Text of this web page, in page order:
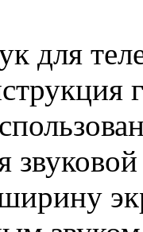
для